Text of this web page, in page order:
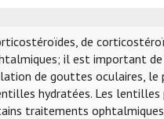
de
il est important
de gouttes oculaires,
hydratées. Les
traitements